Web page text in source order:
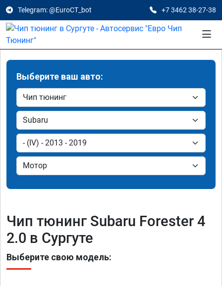
Telegram: @EuroCT_bot +7 3462 38-27-38
Выберите ваш авто:
Чип тюнинг Subaru Forester 4
2.0 в Сургуте
Выберите свою модель: